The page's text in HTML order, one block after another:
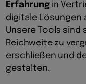
Erfahrung in
digitale Lösungen
Unsere Tools
Reichweite zu
erschließen und
gestalten.